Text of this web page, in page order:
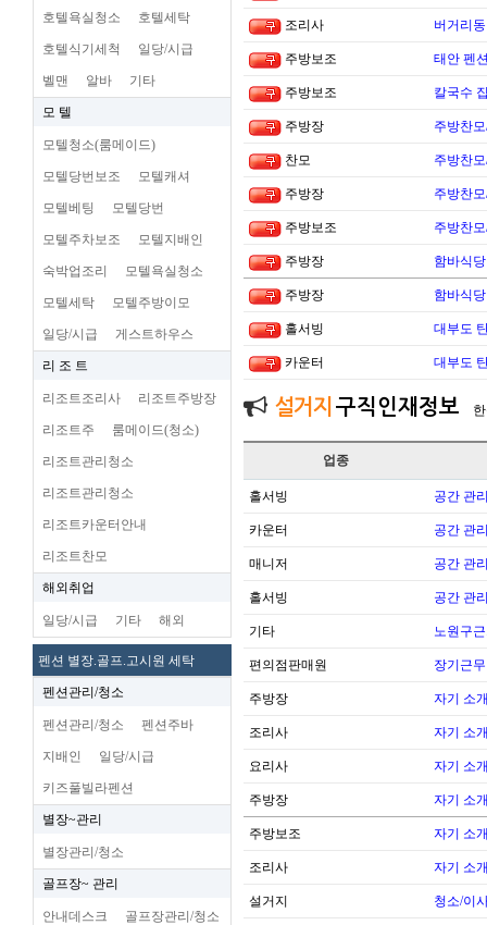
호텔욕실청소 호텔세탁
호텔식기세척 일당/시급
벨맨 알바 기타
모 텔
모텔청소(룸메이드)
모텔당번보조 모텔캐셔
모텔베팅 모텔당번
모텔주차보조 모텔지배인
숙박업조리 모텔욕실청소
모텔세탁 모텔주방이모
일당/시급 게스트하우스
리 조 트
리조트조리사 리조트주방장
리조트주 룸메이드(청소)
리조트관리청소
리조트관리청소
리조트카운터안내
리조트찬모
해외취업
일당/시급 기타 해외
펜션 별장.골프.고시원 세탁
펜션관리/청소
펜션관리/청소 펜션주바
지배인 일당/시급
키즈풀빌라펜션
별장~관리
별장관리/청소
골프장~ 관리
안내데스크 골프장관리/청소
조리사 버거리
주방보조 태안 펜
주방보조 칼국수
주방장 주방찬
찬모 주방찬
주방장 주방찬
주방보조 주방찬
주방장 함바식
주방장 함바식
홀서빙 대부도
카운터 대부도
설거지 구직인재정보
업종
홀서빙 공간 관
카운터 공간 관
매니저 공간 관
홀서빙 공간 관
기타 노원구
편의점판매원 장기근
주방장 자기 소
조리사 자기 소
요리사 자기 소
주방장 자기 소
주방보조 자기 소
조리사 자기 소
설거지 청소/이